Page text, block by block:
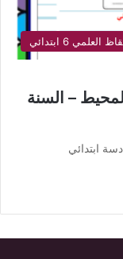
العلمي 6 ابتدائي
– السنة
ابتدائي